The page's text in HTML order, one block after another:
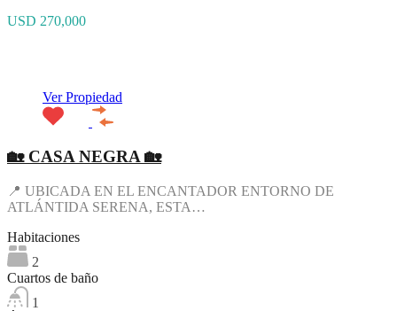
USD 270,000
Ver Propiedad
🏡 CASA NEGRA 🏡
📍 UBICADA EN EL ENCANTADOR ENTORNO DE
ATLÁNTIDA SERENA, ESTA…
Habitaciones
2
Cuartos de baño
1